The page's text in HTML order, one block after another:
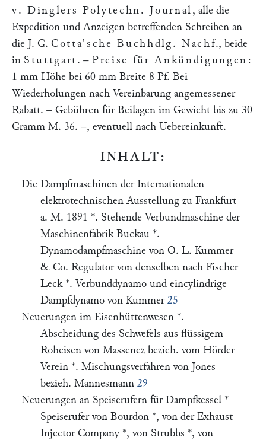
v. Dinglers Polytechn. Journal , alle die
Expedition und Anzeigen betreffenden Schreiben an
die J. G. Cotta'sche Buchhdlg. Nachf., beide
in Stuttgart . – Preise für Ankündigungen :
1 mm Höhe bei 60 mm Breite 8 Pf. Bei
Wiederholungen nach Vereinbarung angemessener
Rabatt. – Gebühren für Beilagen im Gewicht bis zu 30
Gramm M. 36. –, eventuell nach Uebereinkunft.
INHALT:
Die Dampfmaschinen der Internationalen
elektrotechnischen Ausstellung zu Frankfurt
a. M. 1891 *. Stehende Verbundmaschine der
Maschinenfabrik Buckau *.
Dynamodampfmaschine von O. L. Kummer
& Co. Regulator von denselben nach Fischer
Leck *. Verbunddynamo und eincylindrige
Dampfdynamo von Kummer 25
Neuerungen im Eisenhüttenwesen *.
Abscheidung des Schwefels aus flüssigem
Roheisen von Massenez bezieh. vom Hörder
Verein *. Mischungsverfahren von Jones
bezieh. Mannesmann 29
Neuerungen an Speiserufern für Dampfkessel *
Speiserufer von Bourdon *, von der Exhaust
Injector Company *, von Strubbs *, von